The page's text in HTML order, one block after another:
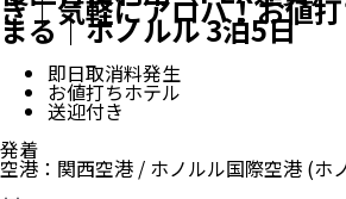
き｜気軽にアロハ！お値
まる｜ホノルル 3泊5日
即日取消料発生
お値打ちホテル
送迎付き
発着
空港 ： 関西空港 / ホノルル国際空港 (ホ